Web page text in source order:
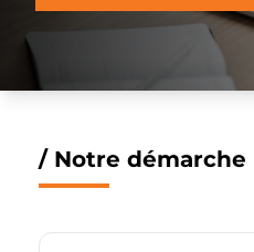
/ Notre démarche